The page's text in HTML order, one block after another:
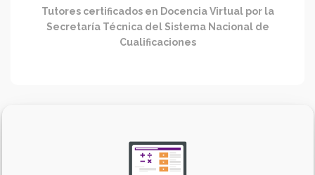
Tutores certificados en Docencia Virtual por la
Secretaría Técnica del Sistema Nacional de
Cualificaciones